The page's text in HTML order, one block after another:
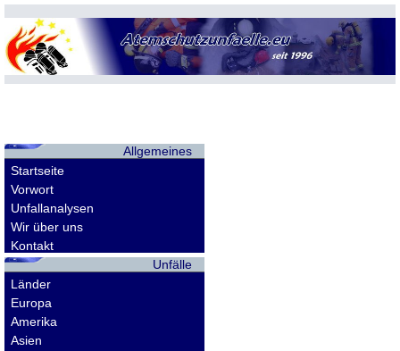
Allgemeines
Startseite
Vorwort
Unfallanalysen
Wir über uns
Kontakt
Unfälle
Länder
Europa
Amerika
Asien